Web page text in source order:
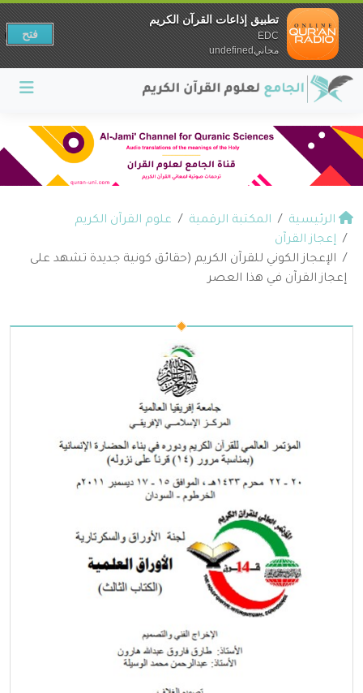
الرئيسية المكتبة الرقمية
علوم القرآن الكريم
إعجاز القرآن
الإعجاز الكوني للقرآن الكريم (حقائق كونية جديدة تشهد على
إعجاز القرآن في هذا العصر
تطبيق إذاعات القرآن الكريم
EDC
مجانيundefined
فتح